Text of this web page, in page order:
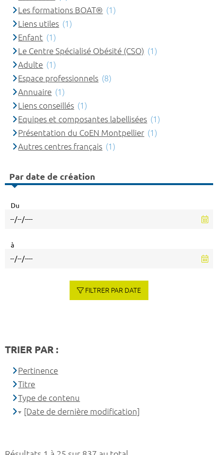
Les formations BOAT® (1)
Liens utiles (1)
Enfant (1)
Le Centre Spécialisé Obésité (CSO) (1)
Adulte (1)
Espace professionnels (8)
Annuaire (1)
Liens conseillés (1)
Equipes et composantes labellisées (1)
Présentation du CoEN Montpellier (1)
Autres centres français (1)
Par date de création
Du
à
FILTRER PAR DATE
TRIER PAR :
Pertinence
Titre
Type de contenu
[Date de dernière modification]